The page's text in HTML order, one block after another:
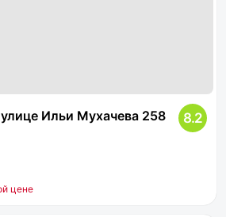
Ильи Мухачева 258 8.2
цене